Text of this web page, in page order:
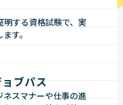
する資格試験で、実
す。
ブパス
スマナーや仕事の進